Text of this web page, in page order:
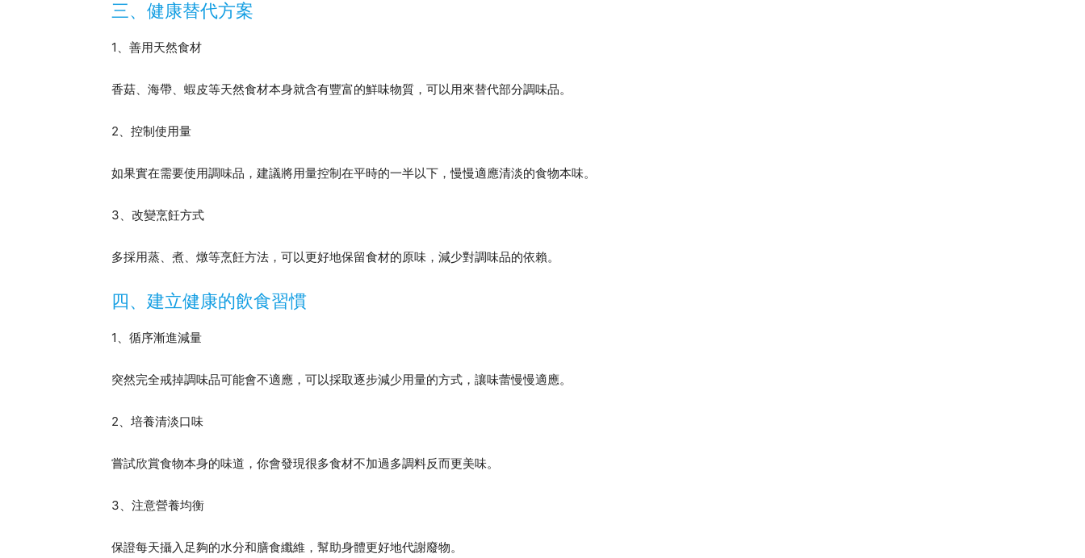
三、健康替代方案
1、善用天然食材
香菇、海帶、蝦皮等天然食材本身就含有豐富的鮮味物質，可以用來替代部分調味品。
2、控制使用量
如果實在需要使用調味品，建議將用量控制在平時的一半以下，慢慢適應清淡的食物本味。
3、改變烹飪方式
多採用蒸、煮、燉等烹飪方法，可以更好地保留食材的原味，減少對調味品的依賴。
四、建立健康的飲食習慣
1、循序漸進減量
突然完全戒掉調味品可能會不適應，可以採取逐步減少用量的方式，讓味蕾慢慢適應。
2、培養清淡口味
嘗試欣賞食物本身的味道，你會發現很多食材不加過多調料反而更美味。
3、注意營養均衡
保證每天攝入足夠的水分和膳食纖維，幫助身體更好地代謝廢物。